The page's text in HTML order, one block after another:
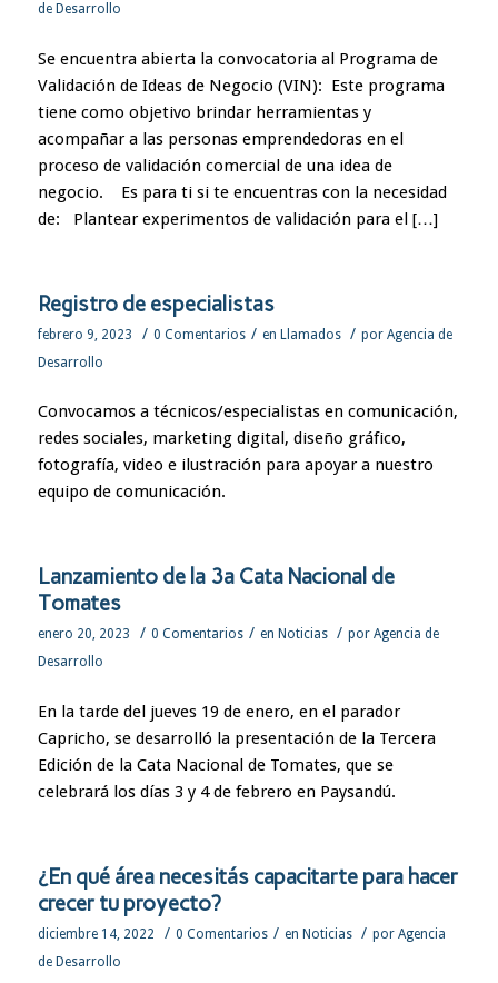
de Desarrollo
Se encuentra abierta la convocatoria al Programa de
Validación de Ideas de Negocio (VIN): Este programa
tiene como objetivo brindar herramientas y
acompañar a las personas emprendedoras en el
proceso de validación comercial de una idea de
negocio. Es para ti si te encuentras con la necesidad
de: Plantear experimentos de validación para el […]
Registro de especialistas
febrero 9, 2023 / 0 Comentarios / en Llamados / por Agencia de
Desarrollo
Convocamos a técnicos/especialistas en comunicación,
redes sociales, marketing digital, diseño gráfico,
fotografía, video e ilustración para apoyar a nuestro
equipo de comunicación.
Lanzamiento de la 3a Cata Nacional de
Tomates
enero 20, 2023 / 0 Comentarios / en Noticias / por Agencia de
Desarrollo
En la tarde del jueves 19 de enero, en el parador
Capricho, se desarrolló la presentación de la Tercera
Edición de la Cata Nacional de Tomates, que se
celebrará los días 3 y 4 de febrero en Paysandú.
¿En qué área necesitás capacitarte para hacer
crecer tu proyecto?
diciembre 14, 2022 / 0 Comentarios / en Noticias / por Agencia
de Desarrollo